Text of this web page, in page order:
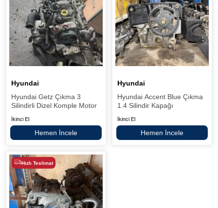
Hyundai
Hyundai Getz Çıkma 3
Silindirli Dizel Komple Motor
İkinci El
Hemen İncele
Hyundai
Hyundai Accent Blue Çıkma
1.4 Silindir Kapağı
İkinci El
Hemen İncele
Hızlı Teslimat